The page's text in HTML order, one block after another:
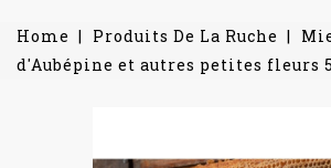
Home Produits De La Ruche
d'Aubépine et autres petites fleurs